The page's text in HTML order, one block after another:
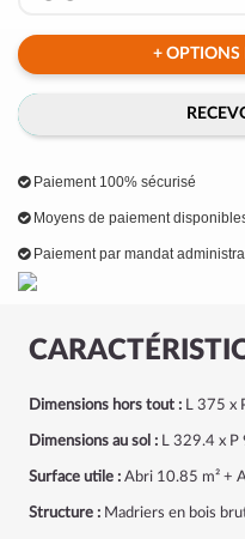
Dimensions hors tout : L 375 x
Dimensions au sol : L 329.4 x P
Surface utile : Abri 10.85 m² +
Structure : Madriers en bois
+ OPTIONS
Paiement 100% sécurisé
Moyens de paiement
Paiement par mandat